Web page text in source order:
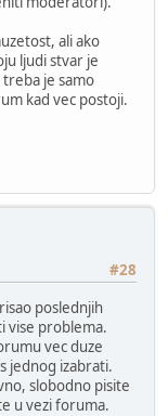
ali ako
ljudi stvar je
je samo
kad vec postoji.
#28
poslednjih
vise problema.
vec duze
jednog izabrati.
slobodno pisite
u vezi foruma.